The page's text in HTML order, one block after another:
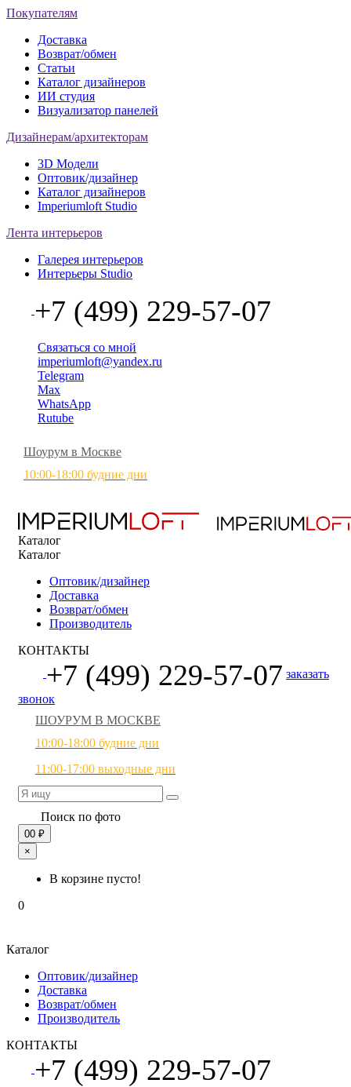
Покупателям
Доставка
Возврат/обмен
Статьи
Каталог дизайнеров
ИИ студия
Визуализатор панелей
Дизайнерам/архитекторам
3D Модели
Оптовик/дизайнер
Каталог дизайнеров
Imperiumloft Studio
Лента интерьеров
Галерея интерьеров
Интерьеры Studio
+7 (499) 229-57-07
Связаться со мной
imperiumloft@yandex.ru
Telegram
Max
WhatsApp
Rutube
Шоурум в Москве
10:00-18:00 будние дни
Каталог
Каталог
Оптовик/дизайнер
Доставка
Возврат/обмен
Производитель
КОНТАКТЫ
+7 (499) 229-57-07 заказать
звонок
ШОУРУМ В МОСКВЕ
10:00-18:00 будние дни
11:00-17:00 выходные дни
Поиск по фото
00 ₽
×
В корзине пусто!
0
Каталог
Оптовик/дизайнер
Доставка
Возврат/обмен
Производитель
КОНТАКТЫ
+7 (499) 229-57-07